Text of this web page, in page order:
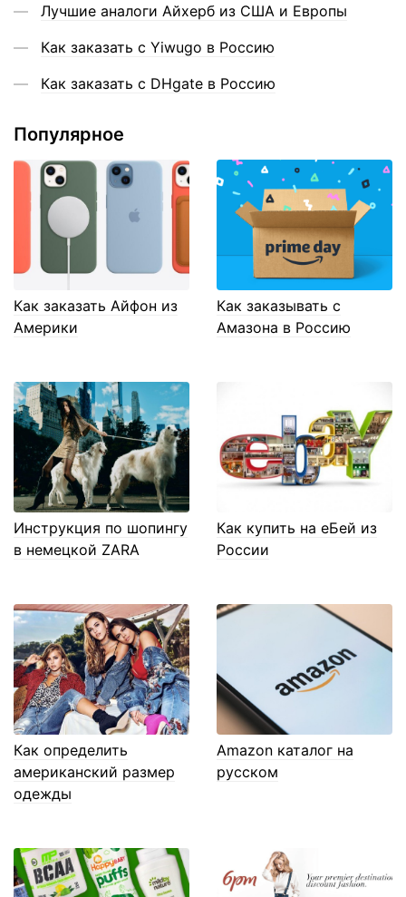
Лучшие аналоги Айхерб из США и Европы
Как заказать с Yiwugo в Россию
Как заказать с DHgate в Россию
Популярное
Как заказать Айфон из
Америки
Как заказывать с
Амазона в Россию
Инструкция по шопингу
в немецкой ZARA
Как купить на еБей из
России
Как определить
американский размер
одежды
Amazon каталог на
русском